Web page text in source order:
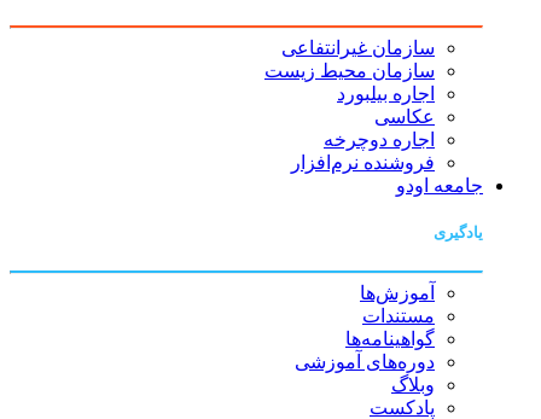
سازمان غیرانتفاعی
سازمان محیط زیست
اجاره بیلبورد
عکاسی
اجاره دوچرخه
فروشنده نرم‌افزار
جامعه اودو
یادگیری
آموزش‌ها
مستندات
گواهینامه‌ها
دوره‌های آموزشی
وبلاگ
پادکست